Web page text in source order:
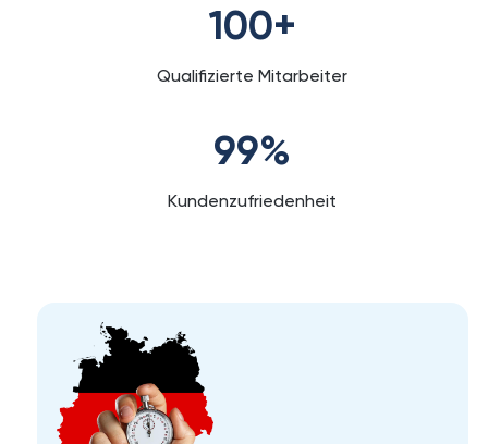
100+
Qualifizierte Mitarbeiter
99%
Kundenzufriedenheit